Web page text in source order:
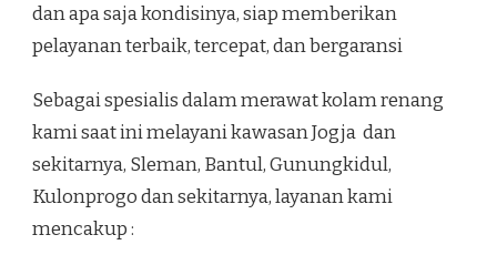
dan apa saja kondisinya, siap memberikan
pelayanan terbaik, tercepat, dan bergaransi
Sebagai spesialis dalam merawat kolam renang
kami saat ini melayani kawasan Jogja dan
sekitarnya, Sleman, Bantul, Gunungkidul,
Kulonprogo dan sekitarnya, layanan kami
mencakup :